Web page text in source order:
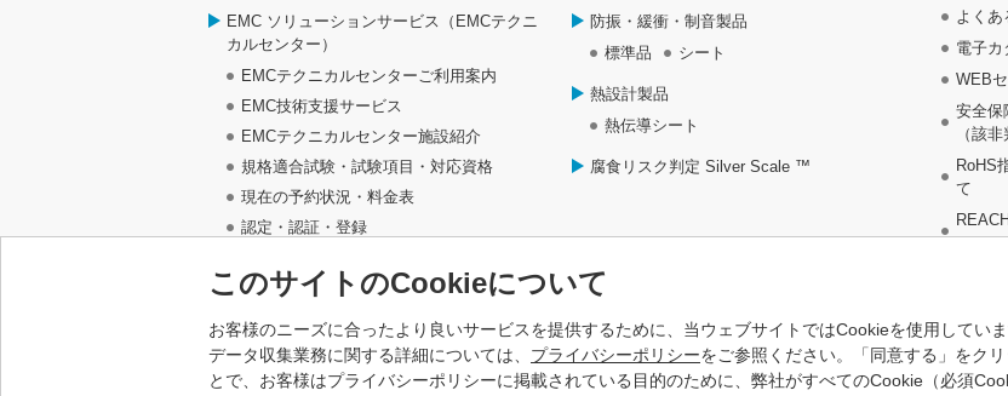
EMC ソリューションサービス（EMCテクニ
カルセンター）
EMCテクニカルセンターご利用案内
EMC技術支援サービス
EMCテクニカルセンター施設紹介
規格適合試験・試験項目・対応資格
現在の予約状況・料金表
認定・認証・登録
い合わせ
防振・緩衝・制音製品
標準品
シート
熱設計製品
熱伝導シート
腐食リスク判定 Silver Scale ™
よくあ
電子カ
WEB
安全保
（該
RoHS
て
につい
このサイトのCookieについて
お客様のニーズに合ったより良いサービスを提供するために、当ウェブサイトではCookieを使用してい
データ収集業務に関する詳細については、 プライバシーポリシーをご参照ください。「同意する」をクリ
とで、お客様はプライバシーポリシーに掲載されている目的のために、弊社がすべてのCookie（必須